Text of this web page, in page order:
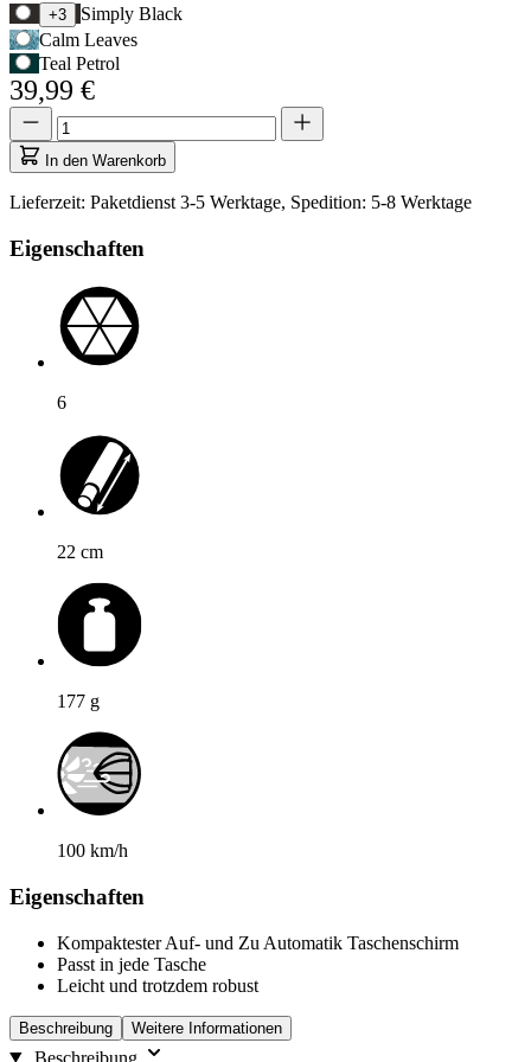
Sie
die
Tabulatortaste,
um
zur
ersten
Auswahloption
zu
navigieren,
und
die
Pfeiltasten,
zwischen
Optionen
wechseln.
+3
Simply Black
Calm Leaves
Teal Petrol
39,99 €
Menge
aktualisiert
auf
1
Menge
In den Warenkorb
Lieferzeit: Paketdienst 3-5 Werktage, Spedition: 5-8 Werktage
Eigenschaften
6
22 cm
177 g
100 km/h
Eigenschaften
Kompaktester Auf- und Zu Automatik Taschenschirm
Passt in jede Tasche
Leicht und trotzdem robust
Beschreibung Weitere Informationen
Beschreibung